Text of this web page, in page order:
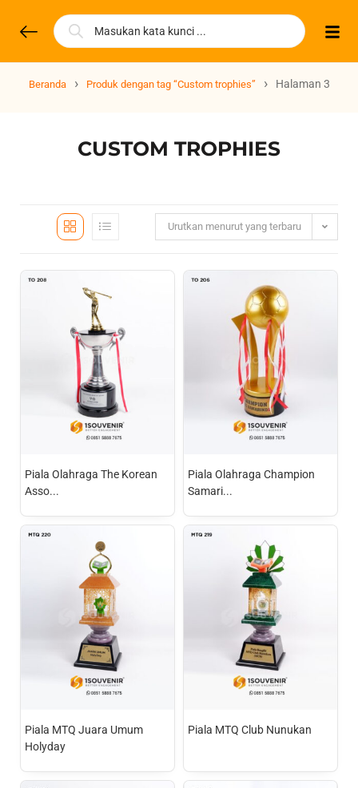
Beranda › Produk dengan tag “Custom trophies” › Halaman 3
CUSTOM TROPHIES
Urutkan menurut yang terbaru
Piala Olahraga The Korean
Asso...
Piala Olahraga Champion
Samari...
Piala MTQ Juara Umum
Holyday
Piala MTQ Club Nunukan